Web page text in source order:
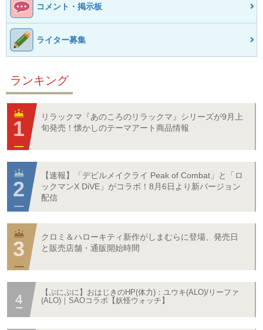
コメント・掲示板
ライター募集
ランキング
リラックマ『あのころのリラックマ』シリーズが9月上
旬発売！懐かしのテーマアート商品情報
【速報】「デビルメイクライ Peak of Combat」と「ロ
ックマンX DiVE」がコラボ！8月6日より新バージョン
配信
クロミ＆ハローキティ新作がしまむらに登場、発売日
と販売店舗・通販開始時間
【ぷにぷに】おはじきのHP(体力)：ユウキ(ALO)/リーファ
(ALO)｜SAOコラボ【妖怪ウォッチ】